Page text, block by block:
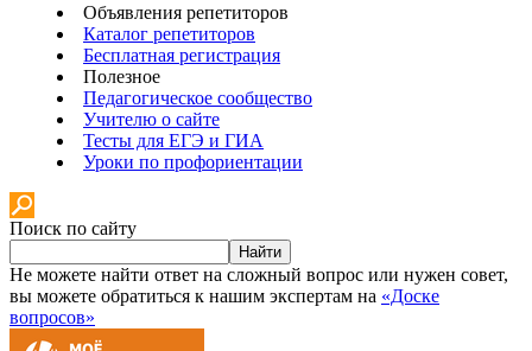
Объявления репетиторов
Каталог репетиторов
Бесплатная регистрация
Полезное
Педагогическое сообщество
Учителю о сайте
Тесты для ЕГЭ и ГИА
Уроки по профориентации
Поиск по сайту
Найти
Не можете найти ответ на сложный вопрос или нужен совет,
вы можете обратиться к нашим экспертам на «Доске
вопросов»